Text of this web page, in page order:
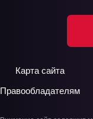
Карта сайта
Правообладателям